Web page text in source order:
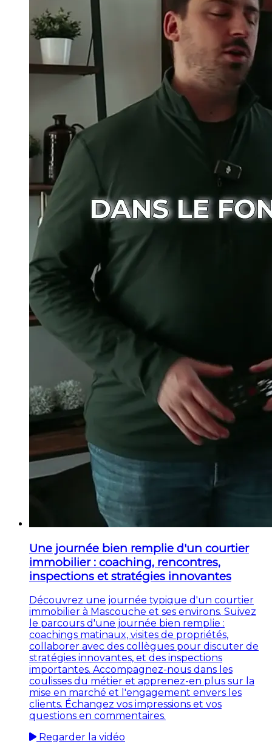
Une journée bien remplie d'un courtier
immobilier : coaching, rencontres,
inspections et stratégies innovantes
Découvrez une journée typique d'un courtier
immobilier à Mascouche et ses environs. Suivez
le parcours d'une journée bien remplie :
coachings matinaux, visites de propriétés,
collaborer avec des collègues pour discuter de
stratégies innovantes, et des inspections
importantes. Accompagnez-nous dans les
coulisses du métier et apprenez-en plus sur la
mise en marché et l'engagement envers les
clients. Échangez vos impressions et vos
questions en commentaires.
Regarder la vidéo